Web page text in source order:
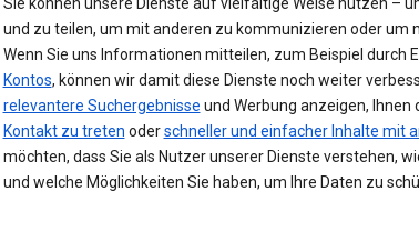
Sie können unsere Dienste auf vielfältige Weise nutzen –
und zu teilen, um mit anderen zu kommunizieren oder um
Wenn Sie uns Informationen mitteilen, zum Beispiel durch
Kontos, können wir damit diese Dienste noch weiter
relevantere Suchergebnisse und Werbung anzeigen, Ihnen
Kontakt zu treten oderschneller und einfacher Inhalte mit
möchten, dass Sie als Nutzer unserer Dienste verstehen,
und welche Möglichkeiten Sie haben, um Ihre Daten zu